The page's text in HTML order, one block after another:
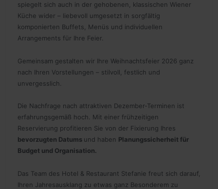
spiegelt sich auch in der gehobenen, klassischen Wiener
Küche wider – liebevoll umgesetzt in sorgfältig
komponierten Buffets, Menüs und individuellen
Arrangements für Ihre Feier.
Gemeinsam gestalten wir Ihre Weihnachtsfeier 2026 ganz
nach Ihren Vorstellungen – stilvoll, festlich und
unvergesslich.
Die Nachfrage nach attraktiven Dezember-Terminen ist
erfahrungsgemäß hoch. Mit einer frühzeitigen
Reservierung profitieren Sie von der Fixierung Ihres
bevorzugten Datums und haben Planungssicherheit für
Budget und Organisation.
Das Team des Hotel & Restaurant Stefanie freut sich darauf,
Ihren Jahresausklang zu etwas ganz Besonderem zu